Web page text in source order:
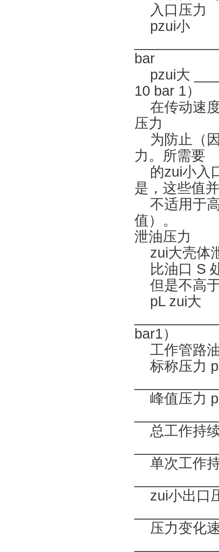
入口压力
pzui小
bar
pzui大
10 bar 1）
在传动速
压力
为防止（
力。所需要
的zui小入
是，这些值并
不适用于
值
泄油压力
zui大壳体
比油口 S
但是不高
pL zui大
bar1）
工作管路
标称压力
峰值压力
总工作持
单次工作
zui小出口
压力变化